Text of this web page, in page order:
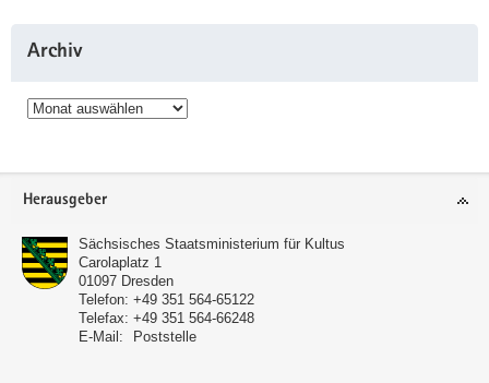
Archiv
Archiv
Service
Herausgeber
Sächsisches Staatsministerium für Kultus
Carolaplatz 1
01097 Dresden
Telefon: +49 351 564-65122
Telefax: +49 351 564-66248
E-Mail:
Poststelle